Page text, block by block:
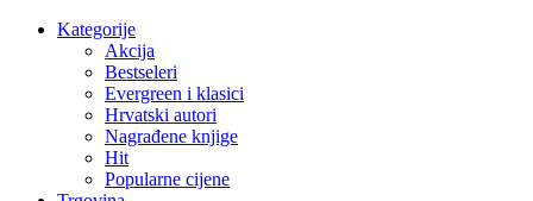
Kategorije
Akcija
Bestseleri
Evergreen i klasici
Hrvatski autori
Nagrađene knjige
Hit
Popularne cijene